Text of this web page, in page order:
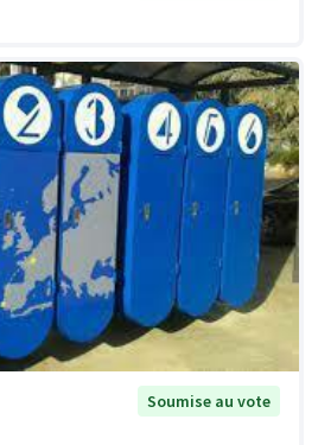
Soumise au vote